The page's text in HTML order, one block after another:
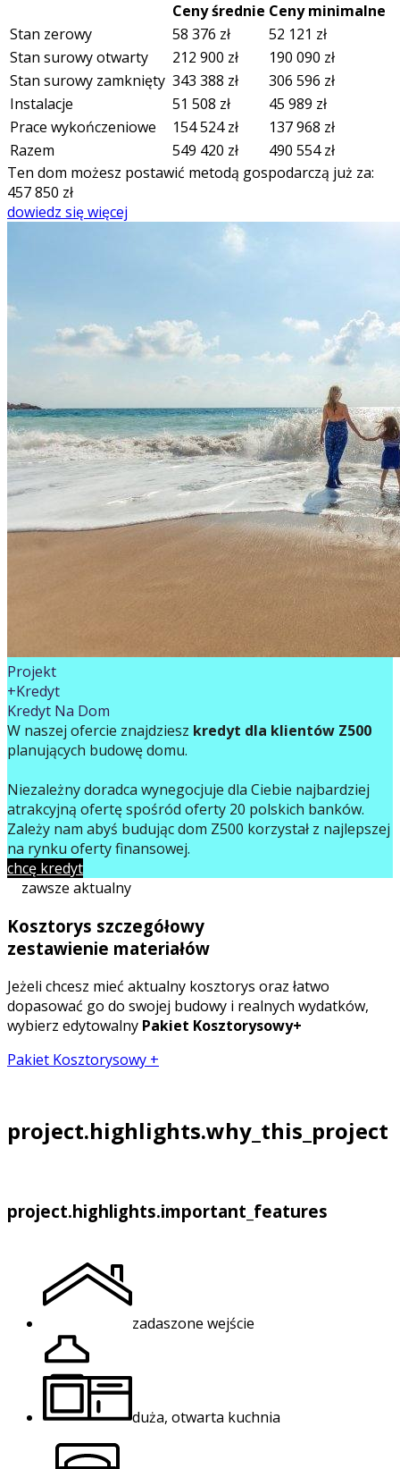
Ceny średnie Ceny minimalne
Stan zerowy
58 376 zł 52 121 zł
Stan surowy otwarty
212 900 zł 190 090 zł
Stan surowy zamknięty 343 388 zł 306 596 zł
Instalacje
51 508 zł 45 989 zł
Prace wykończeniowe
154 524zł 137 968 zł
Razem
549 420 zł 490 554zł
Ten dom możesz postawić metodą gospodarczą już za:
457 850 zł
dowiedz się więcej
Projekt
+Kredyt
Kredyt Na Dom
W naszej ofercie znajdziesz kredyt dla klientów Z500
planujących budowę domu.
Niezależny doradca wynegocjuje dla Ciebie najbardziej
atrakcyjną ofertę spośród oferty 20 polskich banków.
Zależy nam abyś budując dom Z500 korzystał z najlepszej
na rynku oferty finansowej.
chcę kredyt
zawsze aktualny
Kosztorys szczegółowy
zestawienie materiałów
Jeżeli chcesz mieć aktualny kosztorys oraz łatwo
dopasować go do swojej budowy i realnych wydatków,
wybierz edytowalny Pakiet Kosztorysowy+
Pakiet Kosztorysowy +
project.highlights.why_this_project
project.highlights.important_features
zadaszone wejście
duża, otwarta kuchnia